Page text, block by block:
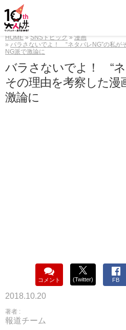
HOME SNSトピック
漫画
バラさないでよ！ “ネタバレNG”の私が
NG派で激論に
バラさないでよ！ “ネ
その理由を考察した
激論に
コメント (Twitter) FB
2018.10.20
著者 :
報道チーム